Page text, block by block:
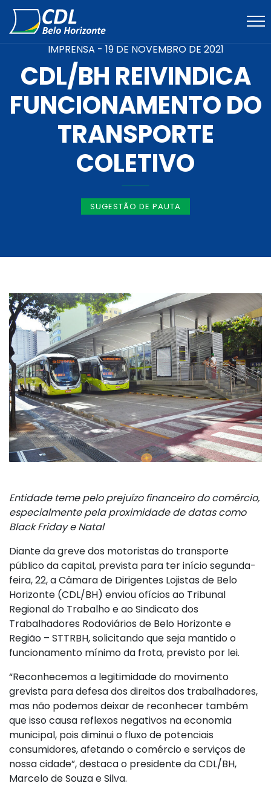
IMPRENSA - 19 DE NOVEMBRO DE 2021
CDL/BH REIVINDICA
FUNCIONAMENTO DO
TRANSPORTE
COLETIVO
SUGESTÃO DE PAUTA
Entidade teme pelo prejuízo financeiro do comércio,
especialmente pela proximidade de datas como
Black Friday e Natal
Diante da greve dos motoristas do transporte
público da capital, prevista para ter início segunda-
feira, 22, a Câmara de Dirigentes Lojistas de Belo
Horizonte (CDL/BH) enviou ofícios ao Tribunal
Regional do Trabalho e ao Sindicato dos
Trabalhadores Rodoviários de Belo Horizonte e
Região – STTRBH, solicitando que seja mantido o
funcionamento mínimo da frota, previsto por lei.
“Reconhecemos a legitimidade do movimento
grevista para defesa dos direitos dos trabalhadores,
mas não podemos deixar de reconhecer também
que isso causa reflexos negativos na economia
municipal, pois diminui o fluxo de potenciais
consumidores, afetando o comércio e serviços de
nossa cidade”, destaca o presidente da CDL/BH,
Marcelo de Souza e Silva.